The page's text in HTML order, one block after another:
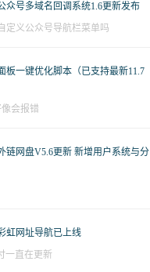
众号多域名回调系统1.6更新发布
定义公众号导航栏菜单吗
板一键优化脚本（已支持最新11.7
像会报错
链网盘V5.6更新 新增用户系统与分
虹网址导航已上线
一直在更新